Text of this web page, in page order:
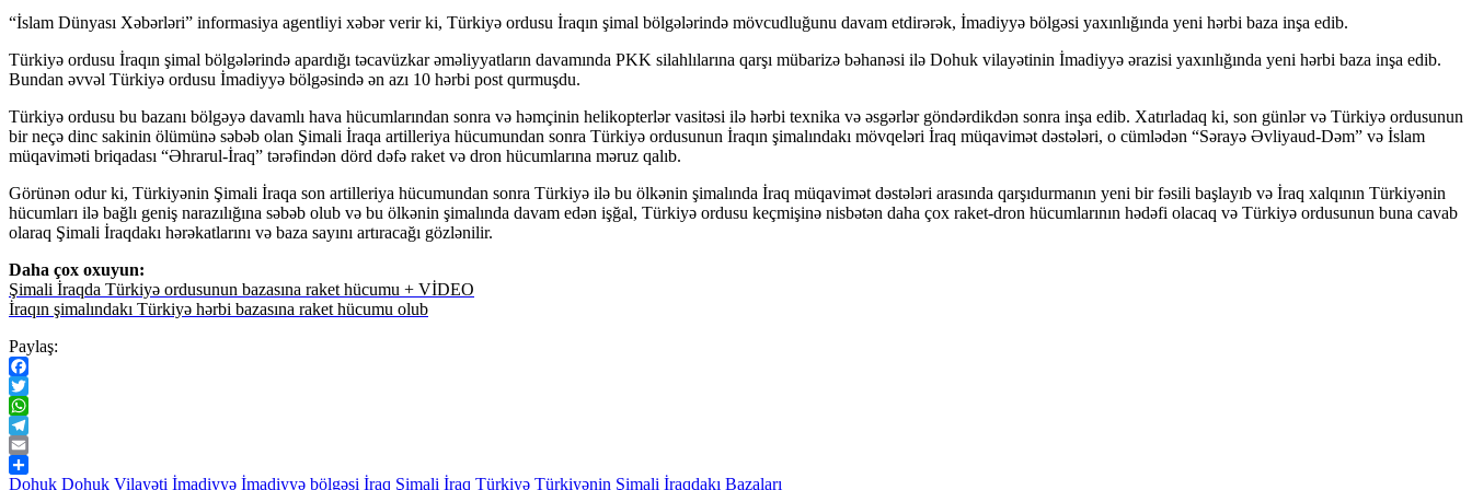
“İslam Dünyası Xəbərləri” informasiya agentliyi xəbər verir ki, Türkiyə ordusu İraqın şimal bölgələrində mövcudluğunu davam etdirərək, İmadiyyə bölgəsi yaxınlığında yeni hərbi baza inşa edib.
Türkiyə ordusu İraqın şimal bölgələrində apardığı təcavüzkar əməliyyatların davamında PKK silahlılarına qarşı mübarizə bəhanəsi ilə Dohuk vilayətinin İmadiyyə ərazisi yaxınlığında yeni hərbi baza inşa edib.
Bundan əvvəl Türkiyə ordusu İmadiyyə bölgəsində ən azı 10 hərbi post qurmuşdu.
Türkiyə ordusu bu bazanı bölgəyə davamlı hava hücumlarından sonra və həmçinin helikopterlər vasitəsi ilə hərbi texnika və əsgərlər göndərdikdən sonra inşa edib. Xatırladaq ki, son günlər və Türkiyə ordusunun
bir neçə dinc sakinin ölümünə səbəb olan Şimali İraqa artilleriya hücumundan sonra Türkiyə ordusunun İraqın şimalındakı mövqeləri İraq müqavimət dəstələri, o cümlədən “Sərayə Əvliyaud-Dəm” və İslam
müqaviməti briqadası “Əhrarul-İraq” tərəfindən dörd dəfə raket və dron hücumlarına məruz qalıb.
Görünən odur ki, Türkiyənin Şimali İraqa son artilleriya hücumundan sonra Türkiyə ilə bu ölkənin şimalında İraq müqavimət dəstələri arasında qarşıdurmanın yeni bir fəsili başlayıb və İraq xalqının Türkiyənin
hücumları ilə bağlı geniş narazılığına səbəb olub və bu ölkənin şimalında davam edən işğal, Türkiyə ordusu keçmişinə nisbətən daha çox raket-dron hücumlarının hədəfi olacaq və Türkiyə ordusunun buna cavab
olaraq Şimali İraqdakı hərəkatlarını və baza sayını artıracağı gözlənilir.
Daha çox oxuyun:
Şimali İraqda Türkiyə ordusunun bazasına raket hücumu + VİDEO
İraqın şimalındakı Türkiyə hərbi bazasına raket hücumu olub
Paylaş:
Facebook
Twitter
WhatsApp
Telegram
Email
Share
Dohuk Dohuk Vilayəti İmadiyyə İmadiyyə bölgəsi İraq Şimali İraq Türkiyə Türkiyənin Şimali İraqdakı Bazaları